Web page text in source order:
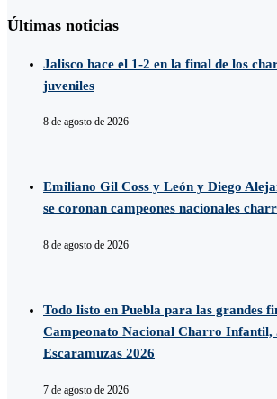
Últimas noticias
Jalisco hace el 1-2 en la final de los
juveniles
8 de agosto de 2026
Emiliano Gil Coss y León y Diego
se coronan campeones nacionales
8 de agosto de 2026
Todo listo en Puebla para las grandes
Campeonato Nacional Charro Infantil,
Escaramuzas 2026
7 de agosto de 2026